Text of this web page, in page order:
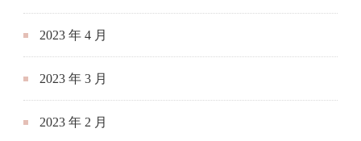
2023 年 4 月
2023 年 3 月
2023 年 2 月